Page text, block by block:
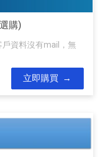
購)
資料沒有mail，無
立即購買